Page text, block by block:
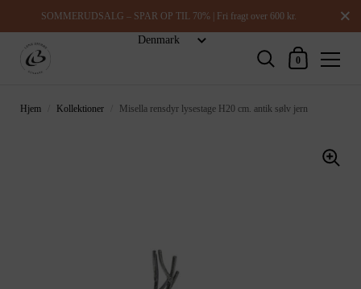
SOMMERUDSALG – SPAR OP TIL 70% | Fri fragt over 600 kr.
Indkøbskurv
0
Hjem Kollektioner Misella rensdyr lysestage H20 cm. antik sølv jern